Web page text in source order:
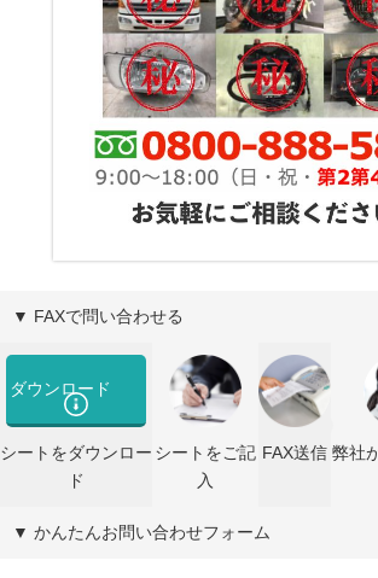
▼ FAXで問い合わせる
ダウンロード
シートをダウンロー
ド
シートをご記
入
FAX送信 弊社
▼ かんたんお問い合わせフォーム